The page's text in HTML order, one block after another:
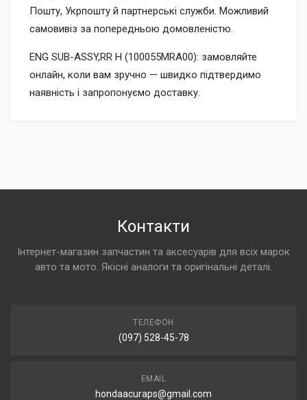
Пошту, Укрпошту й партнерські служби. Можливий
самовивіз за попередньою домовленістю.
ENG SUB-ASSY,RR H (100055MRA00): замовляйте
онлайн, коли вам зручно — швидко підтвердимо
наявність і запропонуємо доставку.
Контакти
Інтернет-магазин запчастин та аксесуарів для всіх марок
авто та мото. Якісні аналоги та оригінальні деталі.
ТЕЛЕФОН
(097) 528-45-78
EMAIL
hondaacuraps@gmail.com